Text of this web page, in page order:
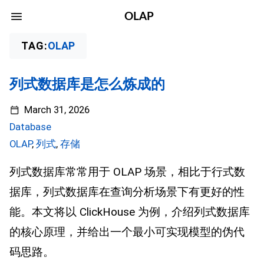
OLAP
TAG:OLAP
列式数据库是怎么炼成的
March 31, 2026
Database
OLAP, 列式, 存储
列式数据库常常用于 OLAP 场景，相比于行式数
据库，列式数据库在查询分析场景下有更好的性
能。本文将以 ClickHouse 为例，介绍列式数据库
的核心原理，并给出一个最小可实现模型的伪代
码思路。